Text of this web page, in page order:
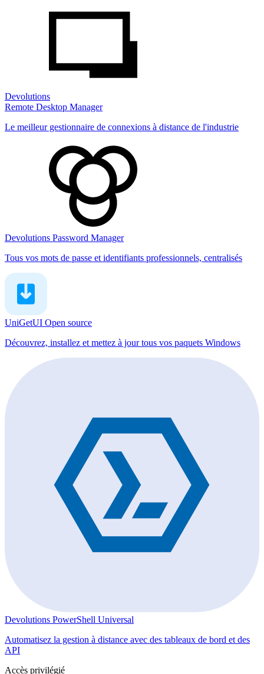
Devolutions
Remote Desktop Manager
Le meilleur gestionnaire de connexions à distance de l'industrie
Devolutions Password Manager
Tous vos mots de passe et identifiants professionnels, centralisés
UniGetUI Open source
Découvrez, installez et mettez à jour tous vos paquets Windows
Devolutions PowerShell Universal
Automatisez la gestion à distance avec des tableaux de bord et des
API
Accès privilégié